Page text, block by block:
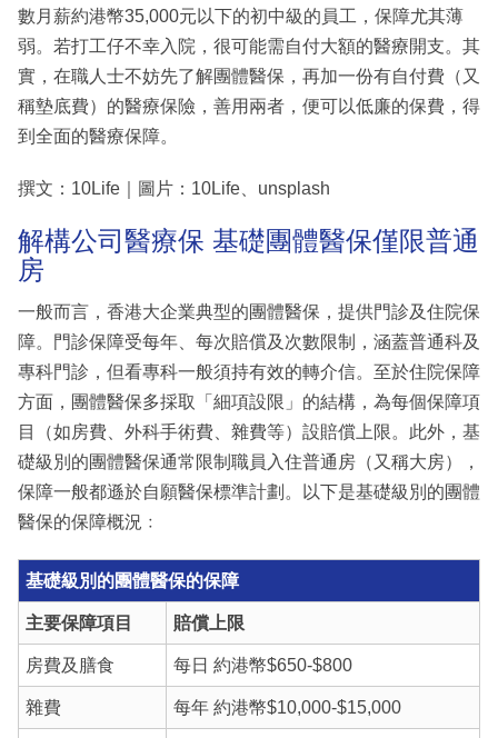
專
區
數月薪約港幣35,000元以下的初中級的員工，保障尤其薄
弱。若打工仔不幸入院，很可能需自付大額的醫療開支。其
實，在職人士不妨先了解團體醫保，再加一份有自付費（又
稱墊底費）的醫療保險，善用兩者，便可以低廉的保費，得
到全面的醫療保障。
撰文：10Life｜圖片：10Life、unsplash
解構公司醫療保 基礎團體醫保僅限普通
房
一般而言，香港大企業典型的團體醫保，提供門診及住院保
障。門診保障受每年、每次賠償及次數限制，涵蓋普通科及
專科門診，但看專科一般須持有效的轉介信。至於住院保障
方面，團體醫保多採取「細項設限」的結構，為每個保障項
目（如房費、外科手術費、雜費等）設賠償上限。此外，基
礎級別的團體醫保通常限制職員入住普通房（又稱大房），
保障一般都遜於自願醫保標準計劃。以下是基礎級別的團體
醫保的保障概況﹕
基礎級別的團體醫保的保障
主要保障項目 賠償上限
房費及膳食 每日 約港幣$650-$800
雜費 每年 約港幣$10,000-$15,000